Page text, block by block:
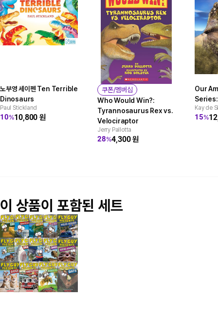
노부영 세이펜 Ten Terrible
Dinosaurs
Paul Stickland
10%10,800원
쿠폰/멤버십
Who Would Win?:
Tyrannosaurus Rex vs.
Velociraptor
Jerry Pallotta
28%4,300원
Our
Kay de
15%
이 상품이 포함된 세트